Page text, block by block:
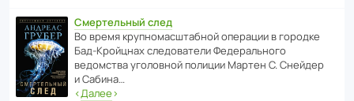
Смертельный след
Во время круп­но­мас­ш­та­бной операции в городке
Бад‑Крой­цнах следо­ва­тели Феде­раль­ного
ведомства уголо­вной полиции Мартен С. Снейдер
и Сабина…
‹Далее›